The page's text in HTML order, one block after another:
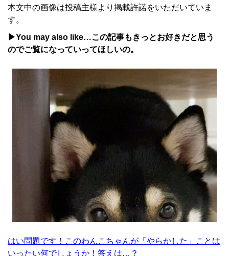
本文中の画像は投稿主様より掲載許諾をいただいていま
す。
▶You may also like…この記事もきっとお好きだと思う
のでご覧になっていってほしいの。
はい問題です！このわんこちゃんが「やらかした」ことは
いったい何でしょうか！答えは…？